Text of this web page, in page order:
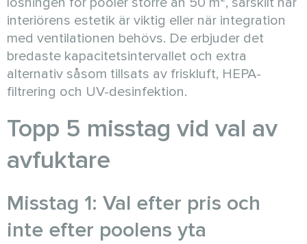
interiörens estetik är viktig eller när integration
med ventilationen behövs. De erbjuder det
bredaste kapacitetsintervallet och extra
alternativ såsom tillsats av friskluft, HEPA-
filtrering och UV-desinfektion.
Topp 5 misstag vid val av
avfuktare
Misstag 1: Val efter pris och
inte efter poolens yta